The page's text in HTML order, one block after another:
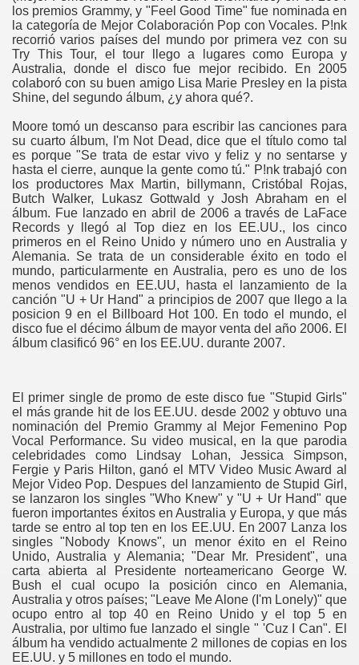
los premios Grammy, y "Feel Good Time" fue nominada en
la categoría de Mejor Colaboración Pop con Vocales. P!nk
recorrió varios países del mundo por primera vez con su
Try This Tour, el tour llego a lugares como Europa y
Australia, donde el disco fue mejor recibido. En 2005
colaboró con su buen amigo Lisa Marie Presley en la pista
Shine, del segundo álbum, ¿y ahora qué?.
Moore tomó un descanso para escribir las canciones para
su cuarto álbum, I'm Not Dead, dice que el título como tal
es porque "Se trata de estar vivo y feliz y no sentarse y
hasta el cierre, aunque la gente como tú." P!nk trabajó con
los productores Max Martin, billymann, Cristóbal Rojas,
Butch Walker, Lukasz Gottwald y Josh Abraham en el
álbum. Fue lanzado en abril de 2006 a través de LaFace
Records y llegó al Top diez en los EE.UU., los cinco
primeros en el Reino Unido y número uno en Australia y
Alemania. Se trata de un considerable éxito en todo el
mundo, particularmente en Australia, pero es uno de los
menos vendidos en EE.UU, hasta el lanzamiento de la
canción "U + Ur Hand" a principios de 2007 que llego a la
posicion 9 en el Billboard Hot 100. En todo el mundo, el
disco fue el décimo álbum de mayor venta del año 2006. El
álbum clasificó 96° en los EE.UU. durante 2007.
El primer single de promo de este disco fue "Stupid Girls"
el más grande hit de los EE.UU. desde 2002 y obtuvo una
nominación del Premio Grammy al Mejor Femenino Pop
Vocal Performance. Su video musical, en la que parodia
celebridades como Lindsay Lohan, Jessica Simpson,
Fergie y Paris Hilton, ganó el MTV Video Music Award al
Mejor Video Pop. Despues del lanzamiento de Stupid Girl,
se lanzaron los singles "Who Knew" y "U + Ur Hand" que
fueron importantes éxitos en Australia y Europa, y que más
tarde se entro al top ten en los EE.UU. En 2007 Lanza los
singles "Nobody Knows", un menor éxito en el Reino
Unido, Australia y Alemania; "Dear Mr. President", una
carta abierta al Presidente norteamericano George W.
Bush el cual ocupo la posición cinco en Alemania,
Australia y otros países; "Leave Me Alone (I'm Lonely)" que
ocupo entro al top 40 en Reino Unido y el top 5 en
Australia, por ultimo fue lanzado el single " 'Cuz I Can". El
álbum ha vendido actualmente 2 millones de copias en los
EE.UU. y 5 millones en todo el mundo.